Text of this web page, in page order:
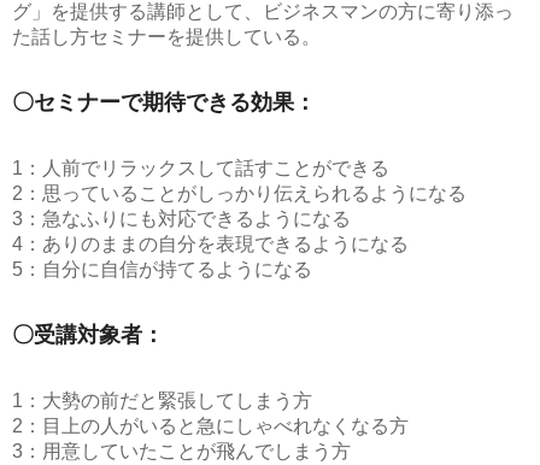
グ」を提供する講師として、ビジネスマンの方に寄り添っ
た話し方セミナーを提供している。
〇セミナーで期待できる効果：
1：人前でリラックスして話すことができる
2：思っていることがしっかり伝えられるようになる
3：急なふりにも対応できるようになる
4：ありのままの自分を表現できるようになる
5：自分に自信が持てるようになる
〇受講対象者：
1：大勢の前だと緊張してしまう方
2：目上の人がいると急にしゃべれなくなる方
3：用意していたことが飛んでしまう方